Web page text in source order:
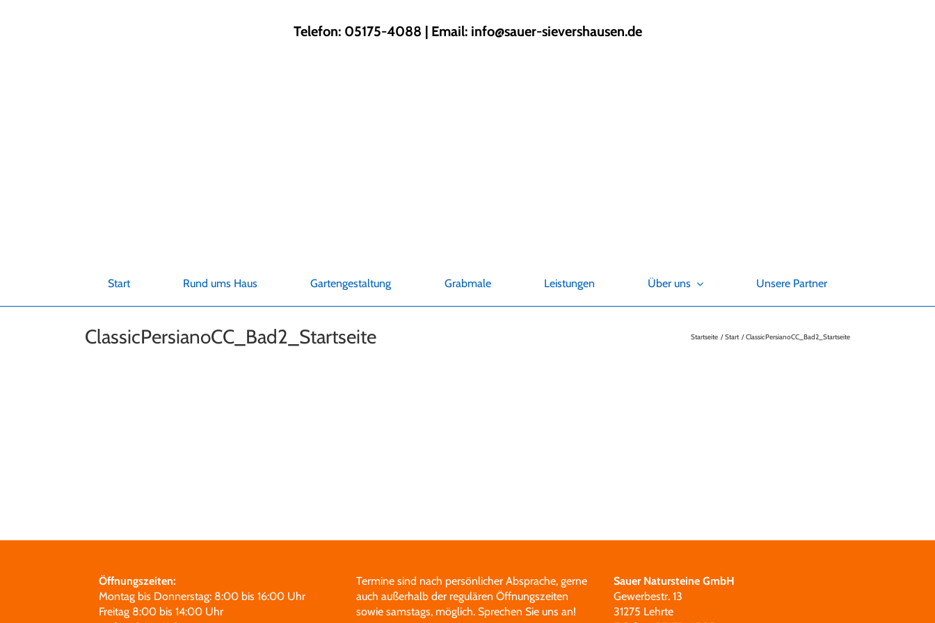
Telefon: 05175-4088 | Email: info@sauer-sievershausen.de
Start Rund ums Haus Gartengestaltung Grabmale Leistungen Über uns Unsere Partner
ClassicPersianoCC_Bad2_Startseite Startseite Start ClassicPersianoCC_Bad2_Startseite
Öffnungszeiten:
Montag bis Donnerstag: 8:00 bis 16:00 Uhr
Freitag 8:00 bis 14:00 Uhr
Termine sind nach persönlicher Absprache, gerne
auch außerhalb der regulären Öffnungszeiten
sowie samstags, möglich. Sprechen Sie uns an!
Sauer Natursteine GmbH
Gewerbestr. 13
31275 Lehrte